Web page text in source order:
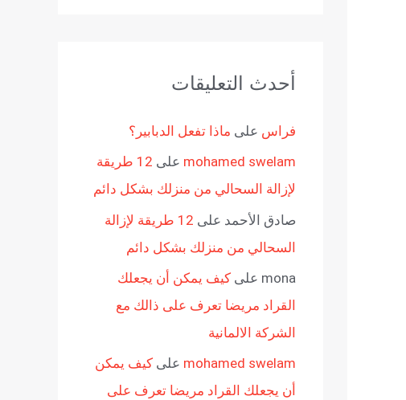
أحدث التعليقات
فراس على ماذا تفعل الدبابير؟
mohamed swelam على
12 طريقة
لإزالة السحالي من منزلك بشكل دائم
صادق الأحمد على
12 طريقة لإزالة
السحالي من منزلك بشكل دائم
mona على كيف يمكن أن يجعلك
القراد مريضا تعرف على ذالك مع
الشركة الالمانية
mohamed swelam على كيف يمكن
أن يجعلك القراد مريضا تعرف على